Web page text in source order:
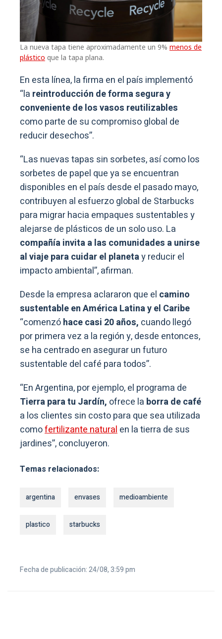
La nueva tapa tiene aproximadamente un 9% menos de
plástico que la tapa plana.
En esta línea, la firma en el país implementó
“la reintroducción de forma segura y
conveniente de los vasos reutilizables
como parte de su compromiso global de
reducir desechos”.
“Las nuevas tapas sin sorbetes, así como los
sorbetes de papel que ya se encuentran
disponibles en el país desde el pasado mayo,
contribuyen al esfuerzo global de Starbucks
para migrar hacia empaques sustentables y
alejarse de plásticos de un solo uso. La
compañía invita a las comunidades a unirse
al viaje para cuidar el planetay reducir el
impacto ambiental”, afirman.
Desde la empresa aclararon que el camino
sustentable en América Latina y el Caribe
“comenzóhace casi 20 años, cuando llegó
por primera vez a la región y, desde entonces,
se ha centrado en asegurar un futuro
sustentable del café para todos”.
“En Argentina, por ejemplo, el programa de
Tierra para tu Jardín, ofrece la borra de café
a los clientes sin costo para que sea utilizada
comofertilizante naturalen la tierra de sus
jardines”, concluyeron.
Temas relacionados:
argentina envases medioambiente
plastico starbucks
Fecha de publicación: 24/08, 3:59 pm